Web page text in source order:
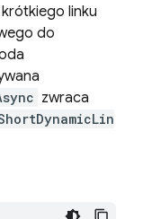
linku
do
zwraca